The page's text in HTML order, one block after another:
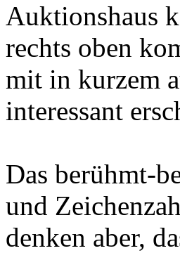
Auktionshaus
rechts oben
mit in kurzem
interessant
Das berühmt-
und
denken aber,